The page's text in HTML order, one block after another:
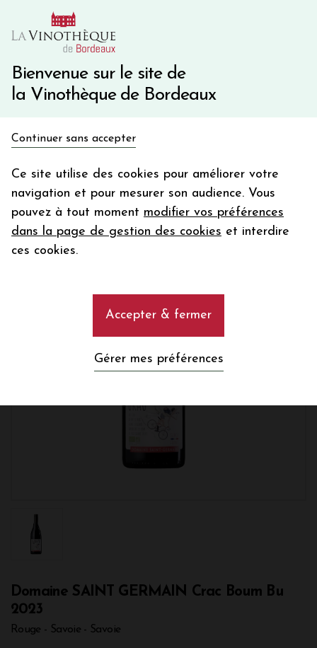
Bienvenue sur le site de
la Vinothèque de Bordeaux
Continuer sans accepter
Ce site utilise des cookies pour améliorer votre
navigation et pour mesurer son audience. Vous
pouvez à tout moment modifier vos préférences
dans la page de gestion des cookies et interdire
ces cookies.
Accepter & fermer
Gérer mes préférences
10€ de remise immédiate sur votre première commande
Une question ?
Domaine SAINT GERMAIN Crac Boum Bu
Domaine SAINT GERMAIN Crac Boum Bu
2023
Rouge - Savoie - Savoie
en bon d'achat
Votre
email
En m’abonnant, j’accepte de recevoir la newsletter de la